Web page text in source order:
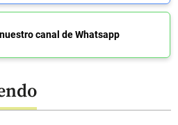
canal de Whatsapp